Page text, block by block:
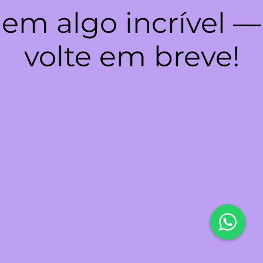
em algo incrível —
volte em breve!